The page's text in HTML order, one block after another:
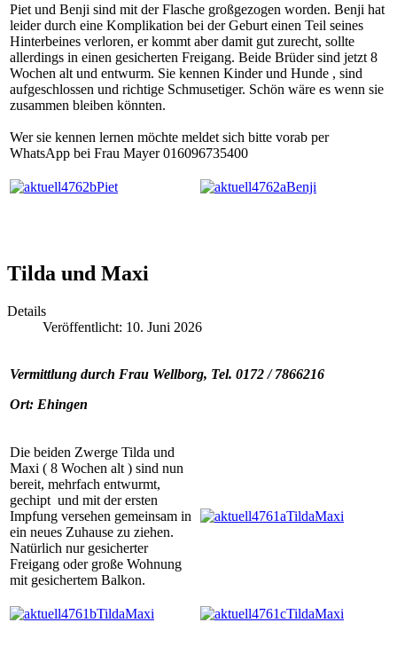
Piet und Benji sind mit der Flasche großgezogen worden. Benji hat
leider durch eine Komplikation bei der Geburt einen Teil seines
Hinterbeines verloren, er kommt aber damit gut zurecht, sollte
allerdings in einen gesicherten Freigang. Beide Brüder sind jetzt 8
Wochen alt und entwurm. Sie kennen Kinder und Hunde , sind
aufgeschlossen und richtige Schmusetiger. Schön wäre es wenn sie
zusammen bleiben könnten.
Wer sie kennen lernen möchte meldet sich bitte vorab per
WhatsApp bei Frau Mayer 016096735400
Tilda und Maxi
Details
Veröffentlicht: 10. Juni 2026
Vermittlung durch Frau Wellborg, Tel. 0172 / 7866216
Ort: Ehingen
Die beiden Zwerge Tilda und
Maxi ( 8 Wochen alt ) sind nun
bereit, mehrfach entwurmt,
gechipt und mit der ersten
Impfung versehen gemeinsam in
ein neues Zuhause zu ziehen.
Natürlich nur gesicherter
Freigang oder große Wohnung
mit gesichertem Balkon.